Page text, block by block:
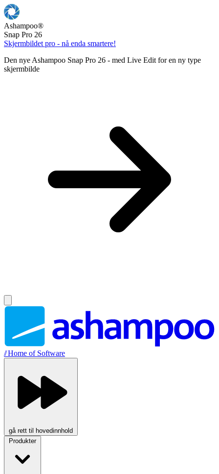
Ashampoo®
Snap Pro 26
Skjermbildet pro - nå enda smartere!
Den nye Ashampoo Snap Pro 26 - med Live Edit for en ny type
skjermbilde
//Home of Software
gå rett til hovedinnhold
Produkter